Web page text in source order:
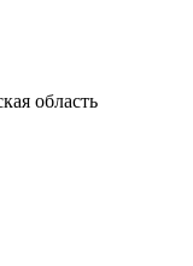
область